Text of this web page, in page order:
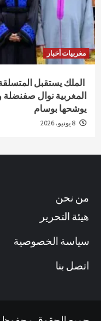
مغربيات أخبار
الملك يستقبل
المغربية نوال صفنضلة
يوشحها بوسام
من نحن
هيئة التحرير
سياسة الخصوصية
اتصل بنا